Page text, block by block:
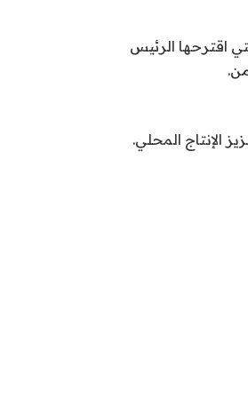
اقترحها الرئيس
الإنتاج المحلي.